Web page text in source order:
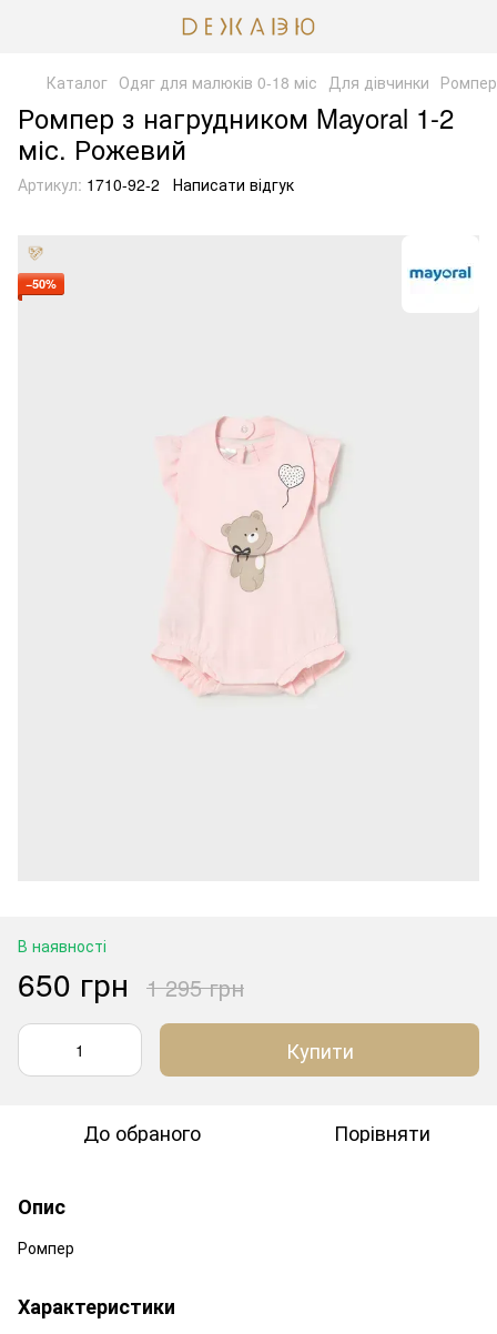
Каталог Одяг для малюків 0-18 міс Для дівчинки
Ромпер з нагрудником Mayoral 1-2
міс. Рожевий
Артикул: 1710-92-2 Написати відгук
−50%
В наявності
650 грн 1 295 грн
Купити
До обраного Порівняти
Опис
Ромпер
Характеристики